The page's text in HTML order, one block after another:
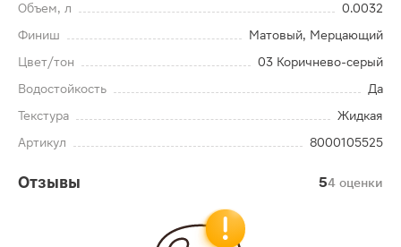
Объем, л
0.0032
Финиш
Матовый, Мерцающий
Цвет/тон
03 Коричнево-серый
Водостойкость
Да
Текстура
Жидкая
Артикул
8000105525
Отзывы 54 оценки